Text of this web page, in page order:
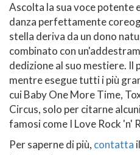
Ascolta la sua voce potente
danza perfettamente
stella deriva da un dono
combinato con
dedizione al suo mestiere. Il
mentre esegue tutti i più
cui Baby One More Time,
Circus, solo per citarne
famosi come I Love Rock 'n'
Per saperne di più, contatta